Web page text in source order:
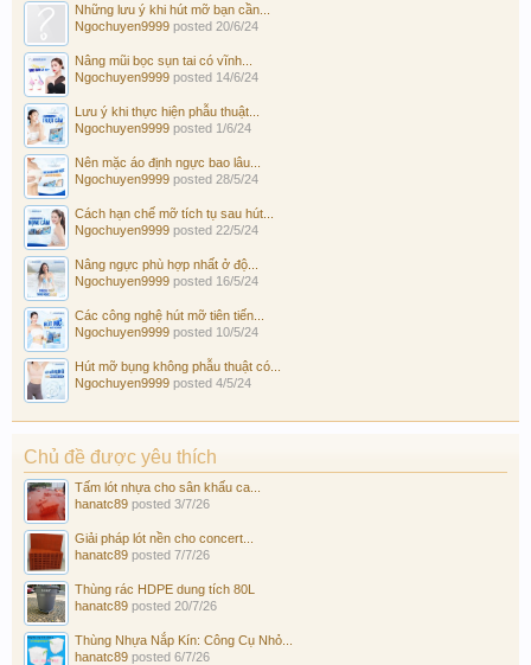
Những lưu ý khi hút mỡ bạn cần...
Ngochuyen9999 posted 20/6/24
Nâng mũi bọc sụn tai có vĩnh...
Ngochuyen9999 posted 14/6/24
Lưu ý khi thực hiện phẫu thuật...
Ngochuyen9999 posted 1/6/24
Nên mặc áo định ngực bao lâu...
Ngochuyen9999 posted 28/5/24
Cách hạn chế mỡ tích tụ sau hút...
Ngochuyen9999 posted 22/5/24
Nâng ngực phù hợp nhất ở độ...
Ngochuyen9999 posted 16/5/24
Các công nghệ hút mỡ tiên tiến...
Ngochuyen9999 posted 10/5/24
Hút mỡ bụng không phẫu thuật có...
Ngochuyen9999 posted 4/5/24
Chủ đề được yêu thích
Tấm lót nhựa cho sân khấu ca...
hanatc89 posted 3/7/26
Giải pháp lót nền cho concert...
hanatc89 posted 7/7/26
Thùng rác HDPE dung tích 80L
hanatc89 posted 20/7/26
Thùng Nhựa Nắp Kín: Công Cụ Nhỏ...
hanatc89 posted 6/7/26